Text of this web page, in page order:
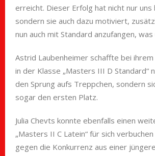
erreicht. Dieser Erfolg hat nicht nur
sondern sie auch dazu motiviert,
nun auch mit Standard anzufangen,
Astrid Laubenheimer schaffte bei
in der Klasse „Masters III D Standard“
den Sprung aufs Treppchen, sondern
sogar den ersten Platz.
Julia Chevts konnte ebenfalls einen
„Masters II C Latein“ für sich
gegen die Konkurrenz aus einer